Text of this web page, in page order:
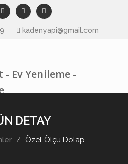
kadenyapi@gmail.com
DETAY
Özel Ölçü Dolap